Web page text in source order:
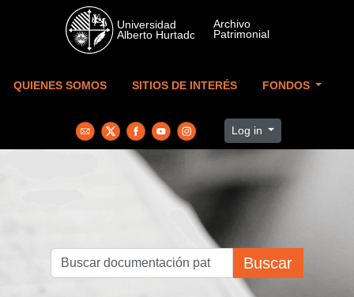
Skip to main content
QUIENES SOMOS SITIOS DE INTERÉS FONDOS
Log in
Buscar